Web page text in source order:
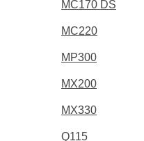
MC170 DS
MC220
MP300
MX200
MX330
Q115